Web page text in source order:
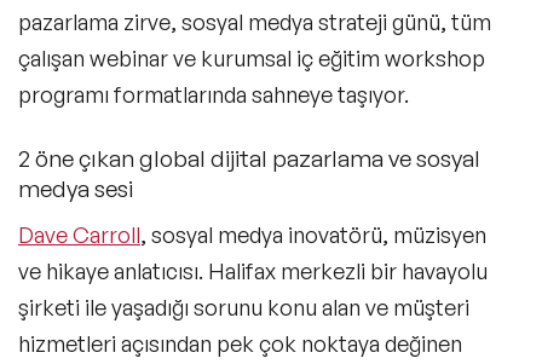
pazarlama zirve, sosyal medya strateji günü, tüm
çalışan webinar ve kurumsal iç eğitim workshop
programı formatlarında sahneye taşıyor.
2 öne çıkan global dijital pazarlama ve sosyal
medya sesi
Dave Carroll, sosyal medya inovatörü, müzisyen
ve hikaye anlatıcısı. Halifax merkezli bir havayolu
şirketi ile yaşadığı sorunu konu alan ve müşteri
hizmetleri açısından pek çok noktaya değinen